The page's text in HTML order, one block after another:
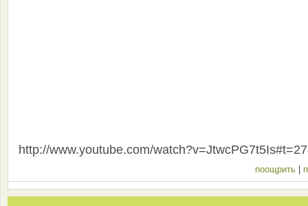
http://www.youtube.com/
поощрить